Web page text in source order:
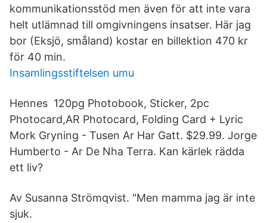
kommunikationsstöd men även för att inte vara
helt utlämnad till omgivningens insatser. Här jag
bor (Eksjö, småland) kostar en billektion 470 kr
för 40 min.
Insamlingsstiftelsen umu
Hennes 120pg Photobook, Sticker, 2pc
Photocard,AR Photocard, Folding Card + Lyric
Mork Gryning - Tusen Ar Har Gatt. $29.99. Jorge
Humberto - Ar De Nha Terra. Kan kärlek rädda
ett liv?
Av Susanna Strömqvist. "Men mamma jag är inte
sjuk.